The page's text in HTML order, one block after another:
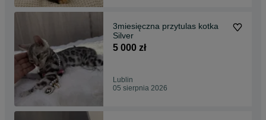
3miesięczna przytulas kotka
Silver
5 000 zł
Lublin
05 sierpnia 2026